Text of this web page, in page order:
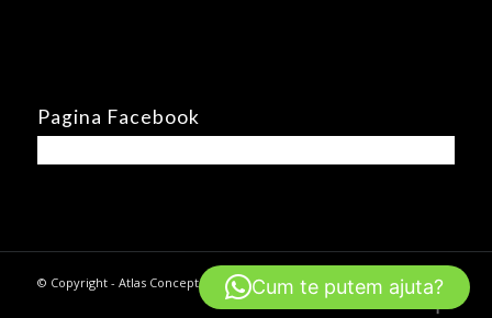
Pagina Facebook
© Copyright - Atlas Concept - powered by Enfold WordPress Theme
Cum te putem ajuta?